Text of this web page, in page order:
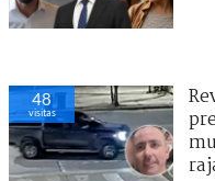
48
visitas